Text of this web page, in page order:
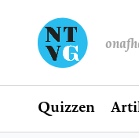
Home
Quizzen